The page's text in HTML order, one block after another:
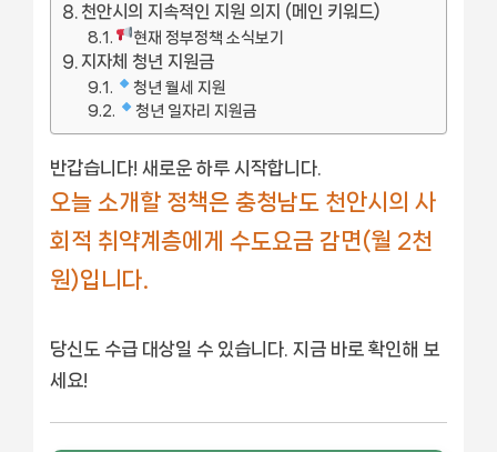
천안시의 지속적인 지원 의지 (메인 키워드)
현재 정부정책 소식보기
지자체 청년 지원금
청년 월세 지원
청년 일자리 지원금
반갑습니다! 새로운 하루 시작합니다.
오늘 소개할 정책은 충청남도 천안시의 사
회적 취약계층에게 수도요금 감면(월 2천
원)입니다.
당신도 수급 대상일 수 있습니다. 지금 바로 확인해 보
세요!